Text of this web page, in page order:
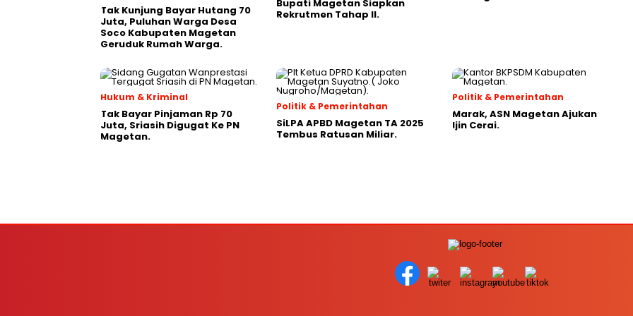
Tak Kunjung Bayar Hutang 70
Juta, Puluhan Warga Desa
Soco Kabupaten Magetan
Geruduk Rumah Warga.
Bupati Magetan Siapkan
Rekrutmen Tahap II.
Hukum & Kriminal
Tak Bayar Pinjaman Rp 70
Juta, Sriasih Digugat Ke PN
Magetan.
Politik & Pemerintahan
SiLPA APBD Magetan TA 2025
Tembus Ratusan Miliar.
Politik & Pemerintahan
Marak, ASN Magetan Ajukan
Ijin Cerai.